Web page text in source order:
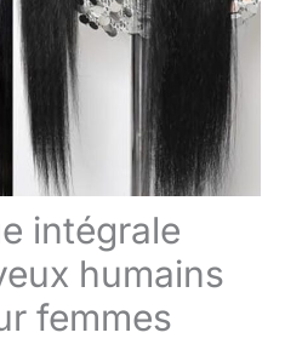
intégrale
humains
femmes